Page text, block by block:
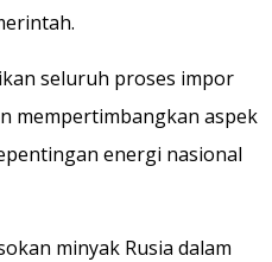
seluruh proses impor
mempertimbangkan aspek
energi nasional
minyak Rusia dalam